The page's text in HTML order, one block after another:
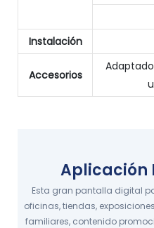
Instalación
Accesorios
Aplicación
Esta gran pantalla digital
oficinas, tiendas,
familiares, contenido